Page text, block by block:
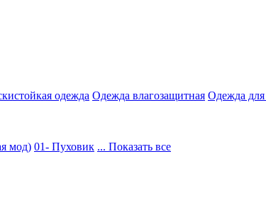
одежда Одежда влагозащитная Одежда
мод) 01- Пуховик ... Показать все